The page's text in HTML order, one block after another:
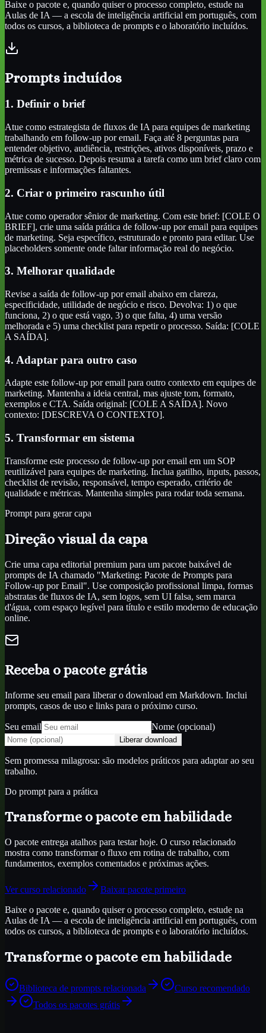
Baixe o pacote e, quando quiser o processo completo, estude na
Aulas de IA — a escola de inteligência artificial em português, com
todos os cursos, a biblioteca de prompts e o laboratório incluídos.
Prompts incluídos
1. Definir o brief
Atue como estrategista de fluxos de IA para equipes de marketing
trabalhando em follow-up por email. Faça até 8 perguntas para
entender objetivo, audiência, restrições, ativos disponíveis, prazo e
métrica de sucesso. Depois resuma a tarefa como um brief claro com
premissas e informações faltantes.
2. Criar o primeiro rascunho útil
Atue como operador sênior de marketing. Com este brief: [COLE O
BRIEF], crie uma saída prática de follow-up por email para equipes
de marketing. Seja específico, estruturado e pronto para editar. Use
placeholders somente onde faltar informação real do negócio.
3. Melhorar qualidade
Revise a saída de follow-up por email abaixo em clareza,
especificidade, utilidade de negócio e risco. Devolva: 1) o que
funciona, 2) o que está vago, 3) o que falta, 4) uma versão
melhorada e 5) uma checklist para repetir o processo. Saída: [COLE
A SAÍDA].
4. Adaptar para outro caso
Adapte este follow-up por email para outro contexto em equipes de
marketing. Mantenha a ideia central, mas ajuste tom, formato,
exemplos e CTA. Saída original: [COLE A SAÍDA]. Novo
contexto: [DESCREVA O CONTEXTO].
5. Transformar em sistema
Transforme este processo de follow-up por email em um SOP
reutilizável para equipes de marketing. Inclua gatilho, inputs, passos,
checklist de revisão, responsável, tempo esperado, critério de
qualidade e métricas. Mantenha simples para rodar toda semana.
Prompt para gerar capa
Direção visual da capa
Crie uma capa editorial premium para um pacote baixável de
prompts de IA chamado "Marketing: Pacote de Prompts para
Follow-up por Email". Use composição profissional limpa, formas
abstratas de fluxos de IA, sem logos, sem UI falsa, sem marca
d'água, com espaço legível para título e estilo moderno de educação
online.
Receba o pacote grátis
Informe seu email para liberar o download em Markdown. Inclui
prompts, casos de uso e links para o próximo curso.
Seu email Nome (opcional)
Liberar download
Sem promessa milagrosa: são modelos práticos para adaptar ao seu
trabalho.
Do prompt para a prática
Transforme o pacote em habilidade
O pacote entrega atalhos para testar hoje. O curso relacionado
mostra como transformar o fluxo em rotina de trabalho, com
fundamentos, exemplos comentados e próximas ações.
Ver curso relacionado
Baixar pacote primeiro
Baixe o pacote e, quando quiser o processo completo, estude na
Aulas de IA — a escola de inteligência artificial em português, com
todos os cursos, a biblioteca de prompts e o laboratório incluídos.
Transforme o pacote em habilidade
Biblioteca de prompts relacionada
Curso recomendado
Todos os pacotes grátis